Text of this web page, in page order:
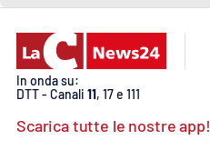
Ilvibonese.it
Catanzarochannel.it
In onda su:
DTT - Canali 11, 17 e 111
Scarica tutte le nostre app!